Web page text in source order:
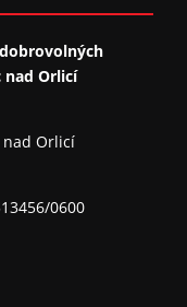
dobrovolných
nad Orlicí
nad Orlicí
0600